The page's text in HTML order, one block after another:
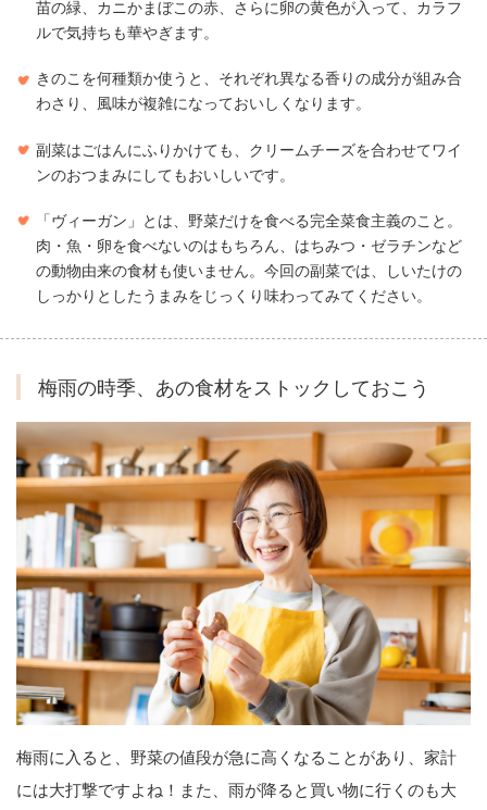
苗の緑、カニかまぼこの赤、さらに卵の黄色が入って、カラフ
ルで気持ちも華やぎます。
きのこを何種類か使うと、それぞれ異なる香りの成分が組み合
わさり、風味が複雑になっておいしくなります。
副菜はごはんにふりかけても、クリームチーズを合わせてワイ
ンのおつまみにしてもおいしいです。
「ヴィーガン」とは、野菜だけを食べる完全菜食主義のこと。
肉・魚・卵を食べないのはもちろん、はちみつ・ゼラチンなど
の動物由来の食材も使いません。今回の副菜では、しいたけの
しっかりとしたうまみをじっくり味わってみてください。
梅雨の時季、あの食材をストックしておこう
梅雨に入ると、野菜の値段が急に高くなることがあり、家計
には大打撃ですよね！また、雨が降ると買い物に行くのも大